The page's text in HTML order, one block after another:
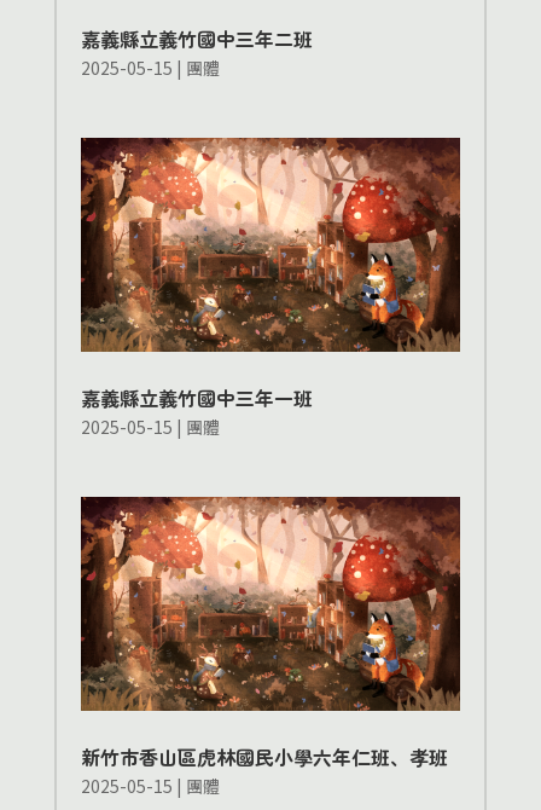
嘉義縣立義竹國中三年二班
2025-05-15 | 團體
嘉義縣立義竹國中三年一班
2025-05-15 | 團體
新竹市香山區虎林國民小學六年仁班、孝班
2025-05-15 | 團體